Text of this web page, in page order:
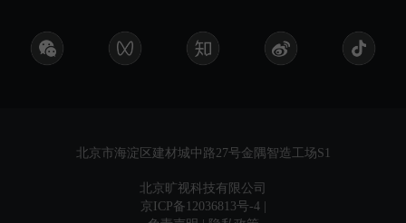
北京市海淀区建材城中路27号金隅智造工场S1
北京旷视科技有限公司
京ICP备12036813号-4|